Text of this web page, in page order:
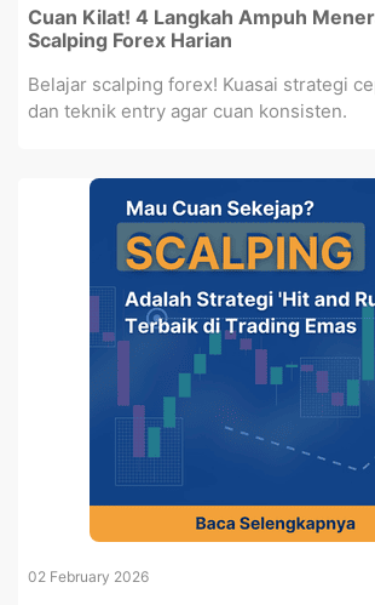
Cuan Kilat! 4 Langkah Ampuh
Scalping Forex Harian
Belajar scalping forex! Kuasai strategi
dan teknik entry agar cuan konsisten.
02 February 2026